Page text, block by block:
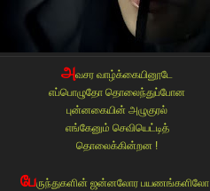
அவசர வாழ்க்கையினூடே
எப்பொழுதோ தொலைந்துப்போன
புன்னகையின் அழுகுரல்
எங்கேனும் செவியெட்டித்
தொலைக்கின்றன !
பேருந்துகளின் ஜன்னலோர பயணங்களிலோ ,